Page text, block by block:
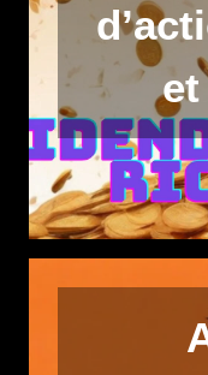
et